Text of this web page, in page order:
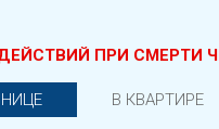
ПРИ СМЕРТИ
В КВАРТИРЕ